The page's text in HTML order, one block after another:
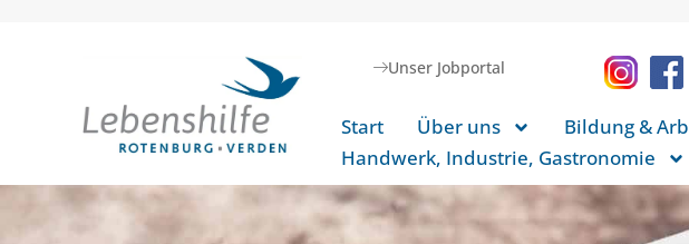
Unser Jobportal
Start Über uns Bildung &
Handwerk, Industrie, Gastronomie